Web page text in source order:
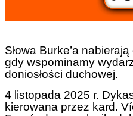
Słowa Burke’a
gdy wspominamy
doniosłości duchowej.
4 listopada 2025 r.
kierowana przez kard.